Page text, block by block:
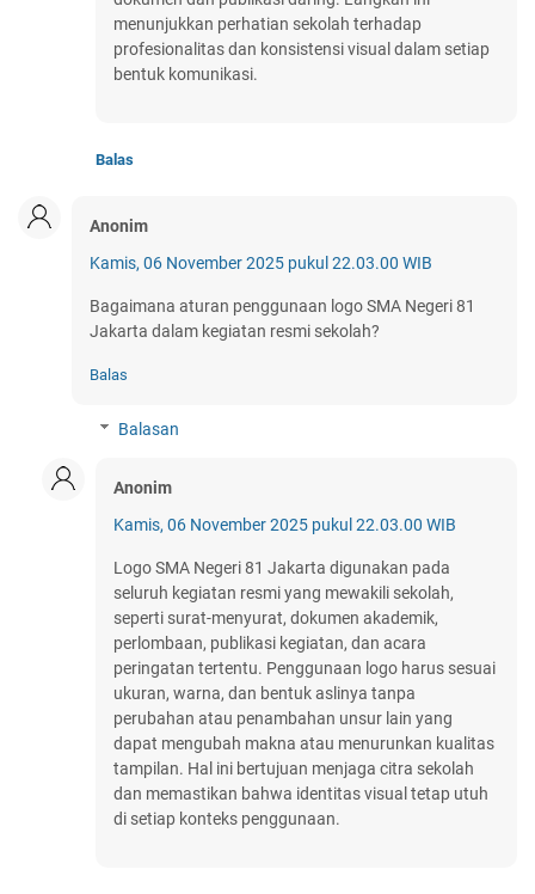
menunjukkan perhatian sekolah terhadap
profesionalitas dan konsistensi visual dalam setiap
bentuk komunikasi.
Balas
Anonim
Kamis, 06 November 2025 pukul 22.03.00 WIB
Bagaimana aturan penggunaan logo SMA Negeri 81
Jakarta dalam kegiatan resmi sekolah?
Balas
Balasan
Anonim
Kamis, 06 November 2025 pukul 22.03.00 WIB
Logo SMA Negeri 81 Jakarta digunakan pada
seluruh kegiatan resmi yang mewakili sekolah,
seperti surat-menyurat, dokumen akademik,
perlombaan, publikasi kegiatan, dan acara
peringatan tertentu. Penggunaan logo harus sesuai
ukuran, warna, dan bentuk aslinya tanpa
perubahan atau penambahan unsur lain yang
dapat mengubah makna atau menurunkan kualitas
tampilan. Hal ini bertujuan menjaga citra sekolah
dan memastikan bahwa identitas visual tetap utuh
di setiap konteks penggunaan.